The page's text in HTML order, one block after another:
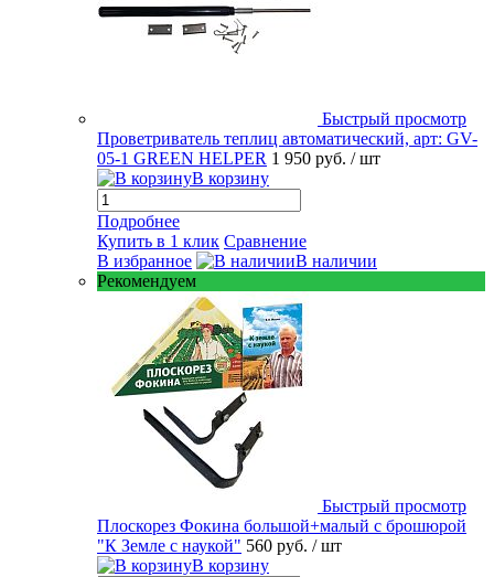
Быстрый просмотр
Проветриватель теплиц автоматический, арт: GV-
05-1 GREEN HELPER 1 950 руб. / шт
В корзину
Подробнее
Купить в 1 клик Сравнение
В избранное
В наличии
Рекомендуем
Быстрый просмотр
Плоскорез Фокина большой+малый с брошюрой
"К Земле с наукой" 560 руб. / шт
В корзину